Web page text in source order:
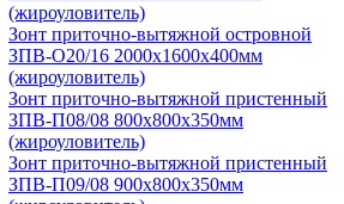
(жироуловитель)
Зонт приточно-вытяжной островной
ЗПВ-О20/16 2000х1600х400мм
(жироуловитель)
Зонт приточно-вытяжной пристенный
ЗПВ-П08/08 800х800х350мм
(жироуловитель)
Зонт приточно-вытяжной пристенный
ЗПВ-П09/08 900х800х350мм